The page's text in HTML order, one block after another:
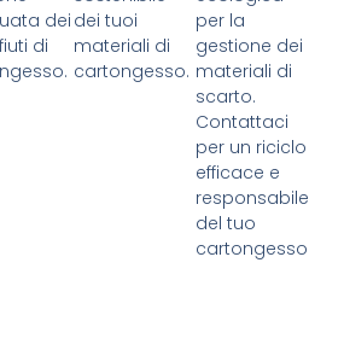
dei
di
dei tuoi
materiali di
cartongesso.
per la
gestione dei
materiali di
scarto.
Contattaci
per un riciclo
efficace e
responsabile
del tuo
cartongesso